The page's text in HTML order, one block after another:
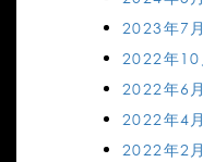
2023年7月
2022年10
2022年6月
2022年4月
2022年2月